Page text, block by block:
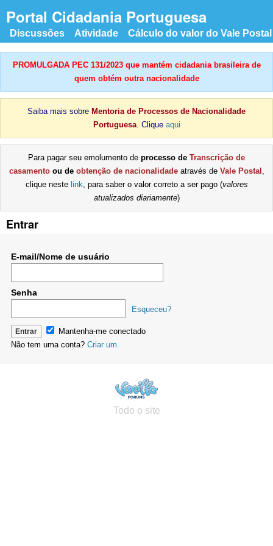
Portal Cidadania Portuguesa
Discussões Atividade Cálculo do valor do Vale Postal
PROMULGADA PEC 131/2023 que mantém cidadania brasileira de
quem obtém outra nacionalidade
Saiba mais sobre Mentoria de Processos de Nacionalidade
Portuguesa. Clique aqui
Para pagar seu emolumento de processo de Transcrição de
casamentoou de obtenção de nacionalidadeatravés de Vale Postal ,
clique neste link, para saber o valor correto a ser pago (valores
atualizados diariamente)
Entrar
E-mail/Nome de usuário
Senha
Esqueceu?
Mantenha-me conectado
Não tem uma conta? Criar um.
Todo o site